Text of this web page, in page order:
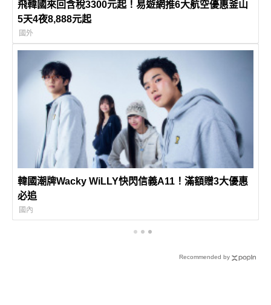
飛韓國來回含稅3300元起！易遊網推6大航空優惠釜山
5天4夜8,888元起
國外
韓國潮牌Wacky WiLLY快閃信義A11！滿額贈3大優惠
必追
國內
Recommended by